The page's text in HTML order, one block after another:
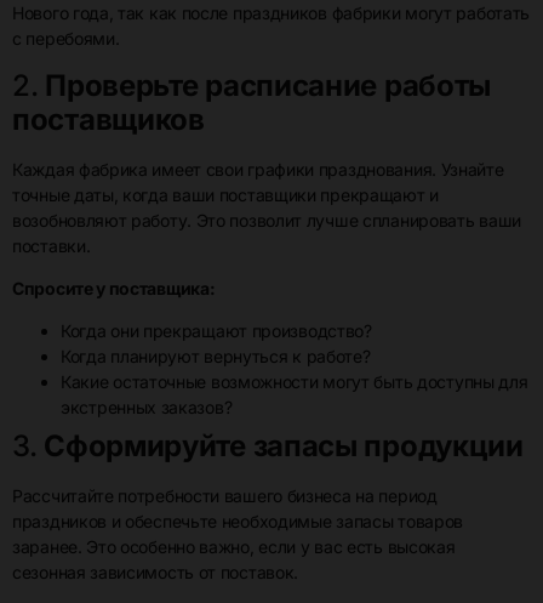
Нового года, так как после праздников фабрики могут работать
с перебоями.
2. Проверьте расписание работы
поставщиков
Каждая фабрика имеет свои графики празднования. Узнайте
точные даты, когда ваши поставщики прекращают и
возобновляют работу. Это позволит лучше спланировать ваши
поставки.
Спросите у поставщика:
Когда они прекращают производство?
Когда планируют вернуться к работе?
Какие остаточные возможности могут быть доступны для
экстренных заказов?
3. Сформируйте запасы продукции
Рассчитайте потребности вашего бизнеса на период
праздников и обеспечьте необходимые запасы товаров
заранее. Это особенно важно, если у вас есть высокая
сезонная зависимость от поставок.